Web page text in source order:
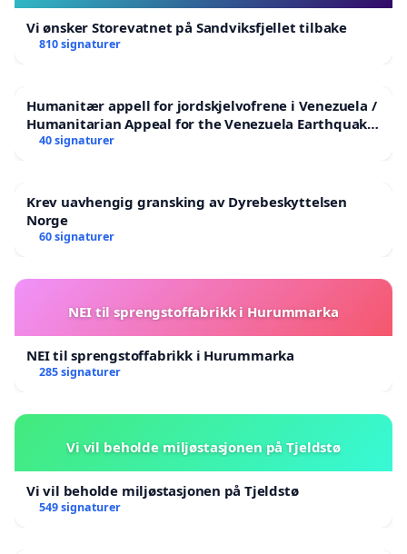
Vi ønsker Storevatnet på Sandviksfjellet tilbake
810 signaturer
Humanitær appell for jordskjelvofrene i Venezuela /
Humanitarian Appeal for the Venezuela Earthquake
Victims
40 signaturer
Krev uavhengig gransking av Dyrebeskyttelsen
Norge
60 signaturer
NEI til sprengstoffabrikk i Hurummarka
NEI til sprengstoffabrikk i Hurummarka
285 signaturer
Vi vil beholde miljøstasjonen på Tjeldstø
Vi vil beholde miljøstasjonen på Tjeldstø
549 signaturer